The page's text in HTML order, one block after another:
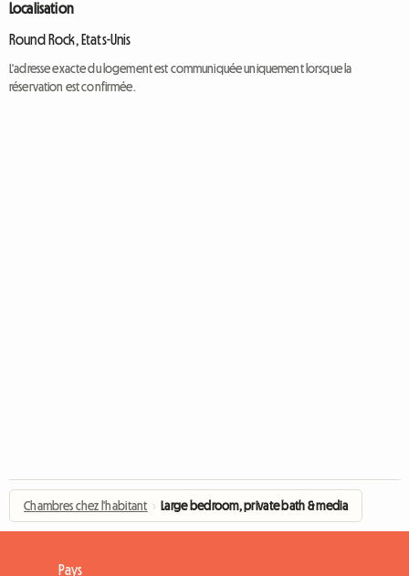
Localisation
Round Rock, Etats-Unis
L'adresse exacte du logement est communiquée uniquement lorsque la
réservation est confirmée.
Chambres chez l'habitant › Large bedroom, private bath & media
Pays